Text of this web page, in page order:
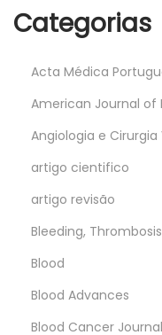
Categorias
Acta Médica
American Journal of
Angiologia e Cirurgia
artigo cientifico
artigo revisão
Bleeding,
Blood
Blood Advances
Blood Cancer Journal